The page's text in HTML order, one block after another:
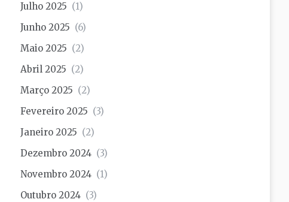
Julho 2025 (1)
Junho 2025 (6)
Maio 2025 (2)
Abril 2025 (2)
Março 2025 (2)
Fevereiro 2025 (3)
Janeiro 2025 (2)
Dezembro 2024 (3)
Novembro 2024 (1)
Outubro 2024 (3)